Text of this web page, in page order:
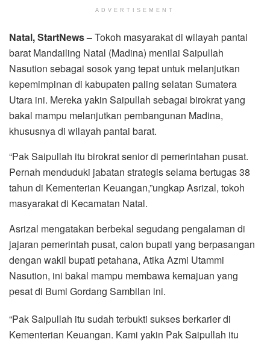
ADVERTISEMENT
Natal, StartNews –Tokoh masyarakat di wilayah pantai
barat Mandailing Natal (Madina) menilai Saipullah
Nasution sebagai sosok yang tepat untuk melanjutkan
kepemimpinan di kabupaten paling selatan Sumatera
Utara ini. Mereka yakin Saipullah sebagai birokrat yang
bakal mampu melanjutkan pembangunan Madina,
khususnya di wilayah pantai barat.
“Pak Saipullah itu birokrat senior di pemerintahan pusat.
Pernah menduduki jabatan strategis selama bertugas 38
tahun di Kementerian Keuangan,”ungkap Asrizal, tokoh
masyarakat di Kecamatan Natal.
Asrizal mengatakan berbekal segudang pengalaman di
jajaran pemerintah pusat, calon bupati yang berpasangan
dengan wakil bupati petahana, Atika Azmi Utammi
Nasution, ini bakal mampu membawa kemajuan yang
pesat di Bumi Gordang Sambilan ini.
“Pak Saipullah itu sudah terbukti sukses berkarier di
Kementerian Keuangan. Kami yakin Pak Saipullah itu